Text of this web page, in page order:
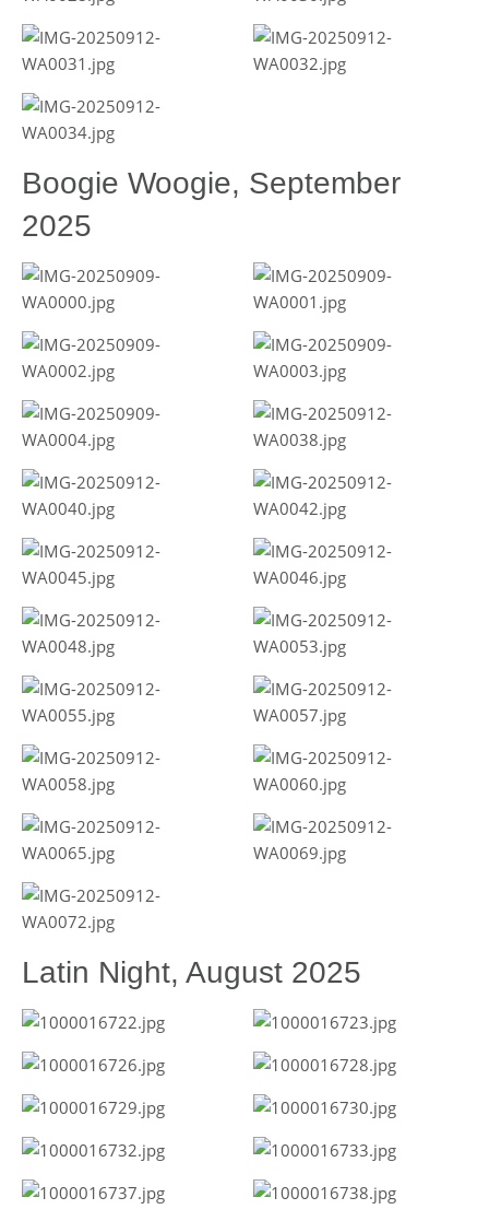
Boogie Woogie, September
2025
Latin Night, August 2025